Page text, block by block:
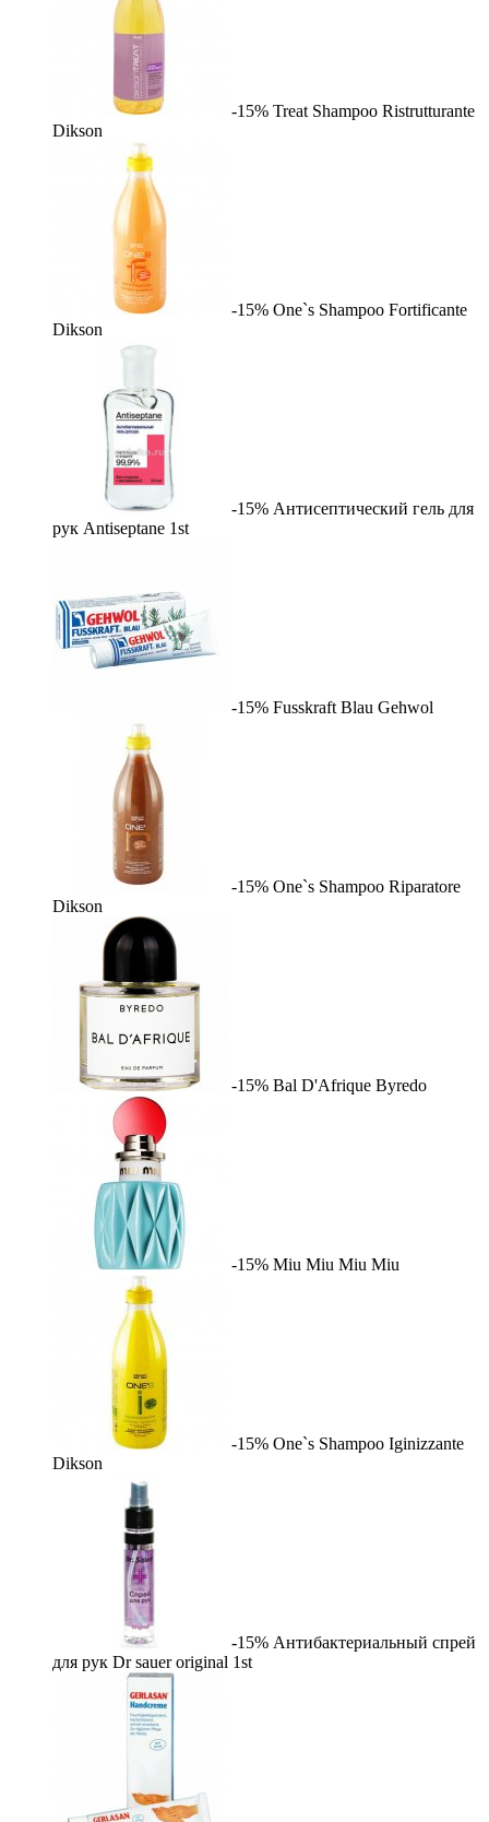
-15% Treat Shampoo Ristrutturante
Dikson
-15% One`s Shampoo Fortificante
Dikson
-15% Антисептический гель для
рук Antiseptane 1st
-15% Fusskraft Blau Gehwol
-15% One`s Shampoo Riparatore
Dikson
-15% Bal D'Afrique Byredo
-15% Miu Miu Miu Miu
-15% One`s Shampoo Iginizzante
Dikson
-15% Антибактериальный спрей
для рук Dr sauer original 1st